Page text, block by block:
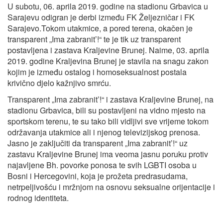
U subotu, 06. aprila 2019. godine na stadionu Grbavica u
Sarajevu odigran je derbi između FK Željezničar i FK
Sarajevo.Tokom utakmice, a pored terena, okačen je
transparent „Ima zabranit’!“ te je tik uz transparent
postavljena i zastava Kraljevine Brunej. Naime, 03. aprila
2019. godine Kraljevina Brunej je stavila na snagu zakon
kojim je između ostalog i homoseksualnost postala
krivično djelo kažnjivo smrću.
Transparent „Ima zabranit’!“ i zastava Kraljevine Brunej, na
stadionu Grbavica, bili su postavljeni na vidno mjesto na
sportskom terenu, te su tako bili vidljivi sve vrijeme tokom
održavanja utakmice ali i njenog televizijskog prenosa.
Jasno je zaključiti da transparent „Ima zabranit’!“ uz
zastavu Kraljevine Brunej ima veoma jasnu poruku protiv
najavljene Bh. povorke ponosa te svih LGBTI osoba u
Bosni i Hercegovini, koja je prožeta predrasudama,
netrpeljivošću i mržnjom na osnovu seksualne orijentacije i
rodnog identiteta.